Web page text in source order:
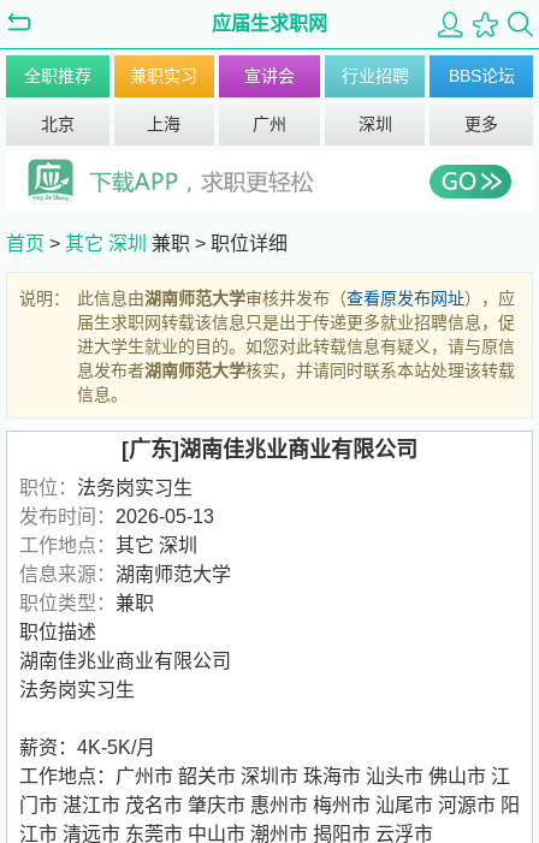
应届生求职网
全职推荐 兼职实习 宣讲会 行业招聘 BBS论坛
北京 上海 广州 深圳 更多
首页 > 其它 深圳 兼职 > 职位详细
说明： 此信息由湖南师范大学审核并发布（查看原发布网址），应
届生求职网转载该信息只是出于传递更多就业招聘信息，促
进大学生就业的目的。如您对此转载信息有疑义，请与原信
息发布者湖南师范大学核实，并请同时联系本站处理该转载
信息。
[广东]湖南佳兆业商业有限公司
职位： 法务岗实习生
发布时间： 2026-05-13
工作地点： 其它 深圳
信息来源： 湖南师范大学
职位类型： 兼职
职位描述
湖南佳兆业商业有限公司
法务岗实习生
薪资：4K-5K/月
工作地点：广州市 韶关市 深圳市 珠海市 汕头市 佛山市 江
门市 湛江市 茂名市 肇庆市 惠州市 梅州市 汕尾市 河源市 阳
江市 清远市 东莞市 中山市 潮州市 揭阳市 云浮市